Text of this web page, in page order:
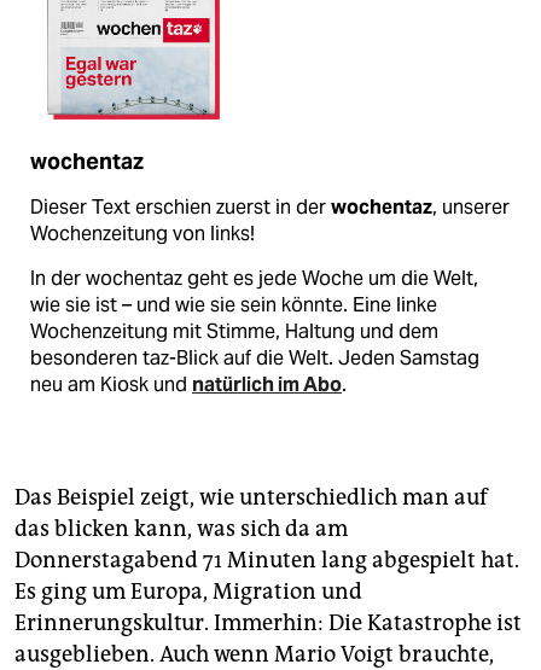
wochentaz
Dieser Text erschien zuerst in derwochentaz, unserer
Wochenzeitung von links!
In der wochentaz geht es jede Woche um die Welt,
wie sie ist – und wie sie sein könnte. Eine linke
Wochenzeitung mit Stimme, Haltung und dem
besonderen taz-Blick auf die Welt. Jeden Samstag
neu am Kiosk und natürlich im Abo.
Das Beispiel zeigt, wie unterschiedlich man auf
das blicken kann, was sich da am
Donnerstagabend 71 Minuten lang abgespielt hat.
Es ging um Europa, Migration und
Erinnerungskultur. Immerhin: Die Katas­tro­phe ist
ausgeblieben. Auch wenn Mario Voigt brauchte,